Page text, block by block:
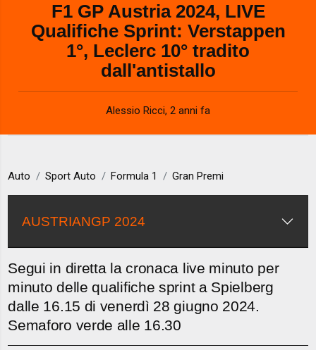
F1 GP Austria 2024, LIVE
Qualifiche Sprint: Verstappen
1°, Leclerc 10° tradito
dall'antistallo
Alessio Ricci, 2 anni fa
Auto Sport Auto Formula 1 Gran Premi
AUSTRIANGP 2024
Segui in diretta la cronaca live minuto per
minuto delle qualifiche sprint a Spielberg
dalle 16.15 di venerdì 28 giugno 2024.
Semaforo verde alle 16.30